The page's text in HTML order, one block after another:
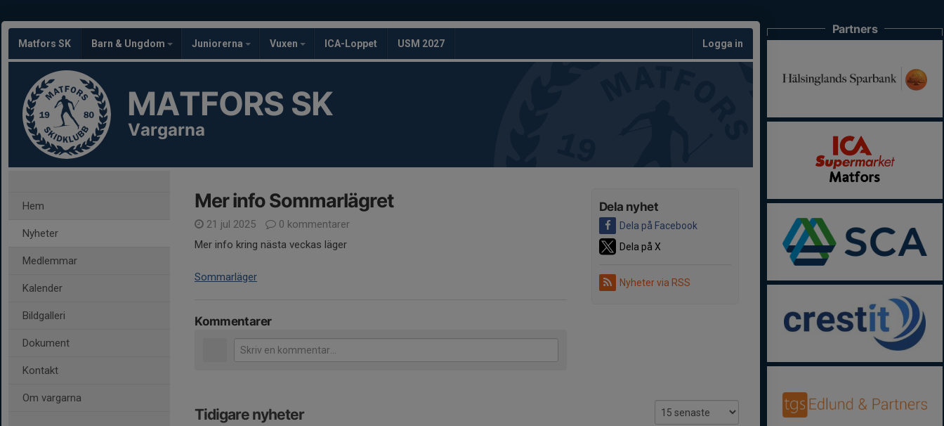
Matfors SK Barn & Ungdom Juniorerna Vuxen ICA-Loppet USM 2027 Logga in
MATFORS SK
Vargarna
Hem
Nyheter
Medlemmar
Kalender
Bildgalleri
Dokument
Kontakt
Om vargarna
Dela nyhet
Dela på Facebook
Dela på X
Nyheter via RSS
Mer info Sommarlägret
21 jul 2025
0 kommentarer
Mer info kring nästa veckas läger
Sommarläger
Kommentarer
Tidigare nyheter
Partners